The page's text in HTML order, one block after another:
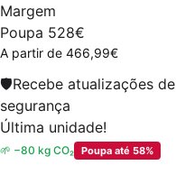
Margem
Poupa 528€
A partir de 466,99€
🛡Recebe atualizações de
segurança
Última unidade!
🌱 −80 kg CO₂ Poupa até 58%